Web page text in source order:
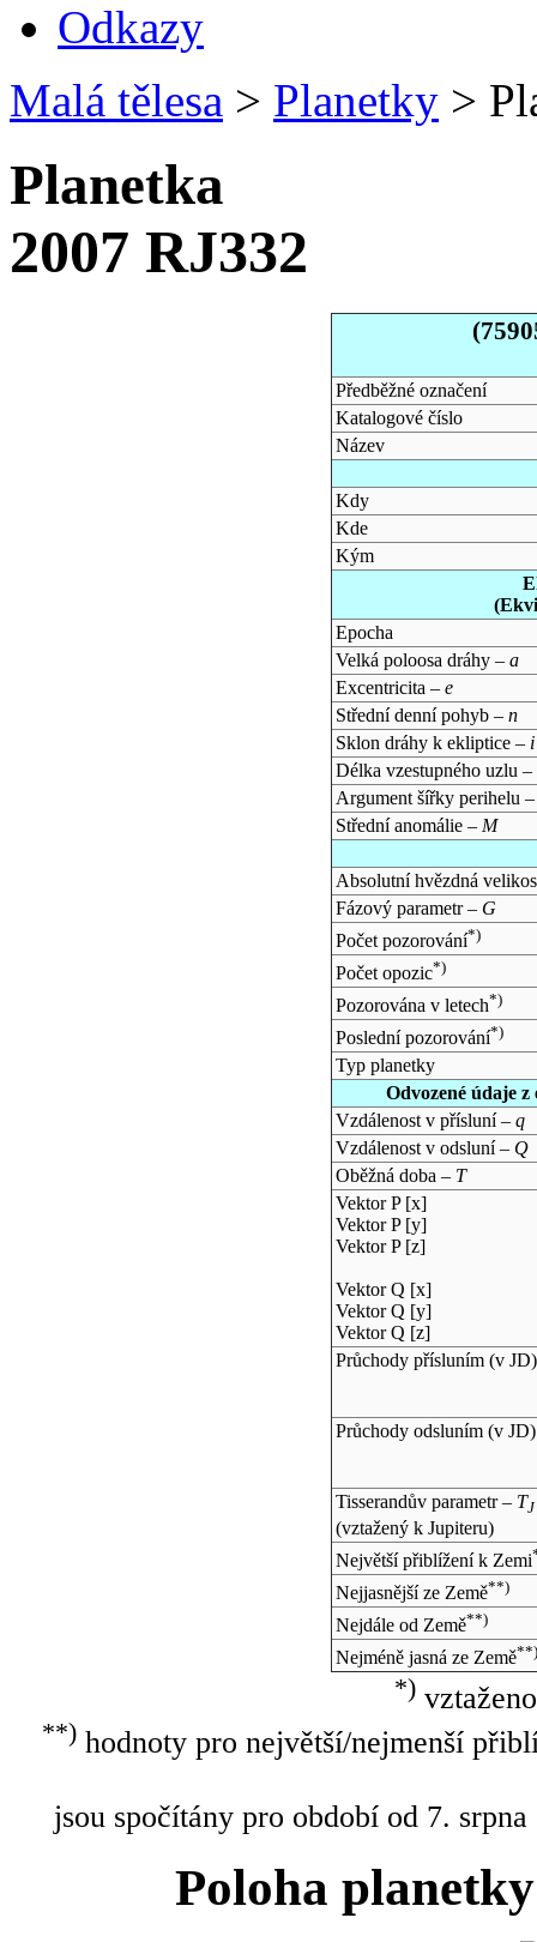
Odkazy
Malá tělesa > Planetky >
Planetka
2007 RJ332
Předběžné označení
Katalogové číslo
Název
Kdy
Kde
Kým
Epocha
Velká poloosa dráhy – a
Excentricita – e
Střední denní pohyb – n
Sklon dráhy k ekliptice – i
Délka vzestupného uzlu –
Argument šířky perihelu
Střední anomálie – M
Absolutní hvězdná
Fázový parametr – G
Počet pozorování*)
Počet opozic*)
Pozorována v letech*)
Poslední pozorování*)
Typ planetky
Odvozené údaje
Vzdálenost v přísluní – q
Vzdálenost v odsluní – Q
Oběžná doba – T
Vektor P [x]
Vektor P [y]
Vektor P [z]
Vektor Q [x]
Vektor Q [y]
Vektor Q [z]
Průchody přísluním (v JD)
Průchody odsluním (v JD)
Tisserandův parametr – TJ
(vztažený k Jupiteru)
Největší přiblížení k Zemi
Nejjasnější ze Země**)
Nejdále od Země**)
Nejméně jasná ze Země**)
*)
**)hodnoty pro největší/nejmenší
jsou spočítány pro období od 7.
Poloha